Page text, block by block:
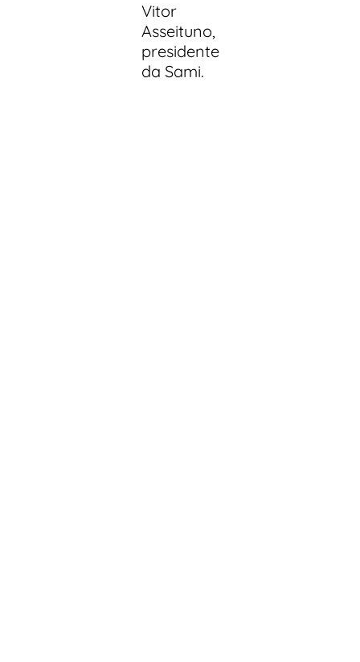
Vitor
Asseituno,
presidente
da Sami.